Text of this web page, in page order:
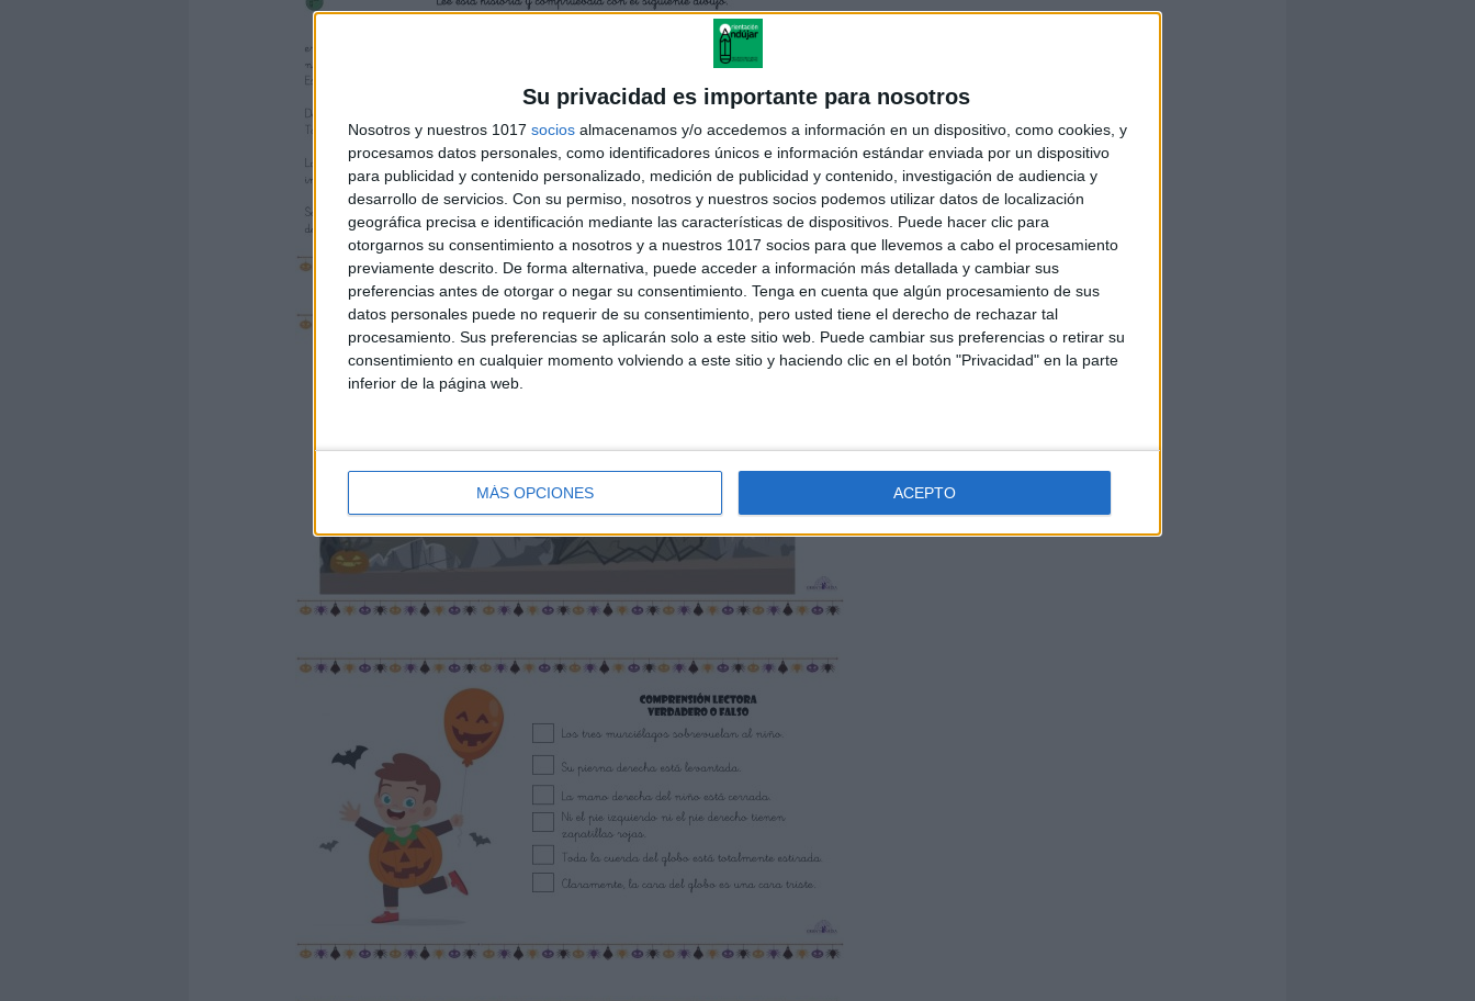
Su privacidad es importante para nosotros
Nosotros y nuestros 1017 socios almacenamos y/o accedemos a información en un dispositivo, como cookies, y
procesamos datos personales, como identificadores únicos e información estándar enviada por un dispositivo
para publicidad y contenido personalizado, medición de publicidad y contenido, investigación de audiencia y
desarrollo de servicios. Con su permiso, nosotros y nuestros socios podemos utilizar datos de localización
geográfica precisa e identificación mediante las características de dispositivos. Puede hacer clic para
otorgarnos su consentimiento a nosotros y a nuestros 1017 socios para que llevemos a cabo el procesamiento
previamente descrito. De forma alternativa, puede acceder a información más detallada y cambiar sus
preferencias antes de otorgar o negar su consentimiento. Tenga en cuenta que algún procesamiento de sus
datos personales puede no requerir de su consentimiento, pero usted tiene el derecho de rechazar tal
procesamiento. Sus preferencias se aplicarán solo a este sitio web. Puede cambiar sus preferencias o retirar su
consentimiento en cualquier momento volviendo a este sitio y haciendo clic en el botón "Privacidad" en la parte
inferior de la página web.
MÁS OPCIONES ACEPTO